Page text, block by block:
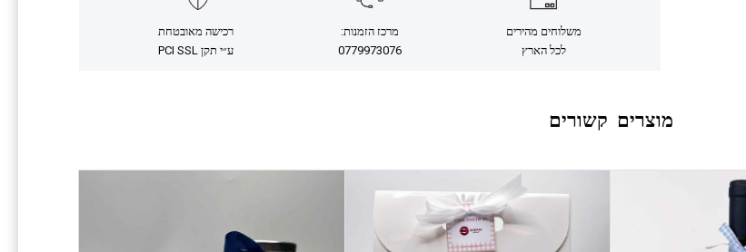
משלוחים מהירים
לכל הארץ
מרכז הזמנות:
0779973076
רכישה מאובטחת
ע״י תקן PCI SSL
מוצרים קשורים